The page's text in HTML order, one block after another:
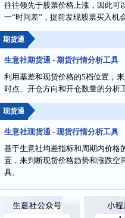
往往领先于股票价格上涨，因此可
一“时间差”，提前发现股票买入机会
期货通
生意社期货通 - 期货行情分析工具
利用基差和现货价格的5档位置，
时点、开仓方向和开仓数量的分析
现货通
生意社现货通 - 现货行情分析工具
基于生意社均差指标和周期内价格
置，来判断现货价格趋势和涨跌空
具。